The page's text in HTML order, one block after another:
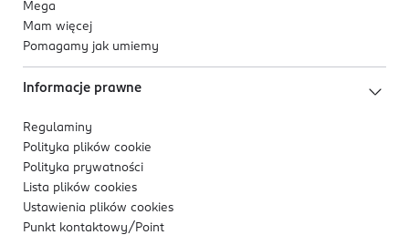
Mega
Mam więcej
Pomagamy jak umiemy
Informacje prawne
Regulaminy
Polityka plików cookie
Polityka prywatności
Lista plików cookies
Ustawienia plików cookies
Punkt kontaktowy/ Point